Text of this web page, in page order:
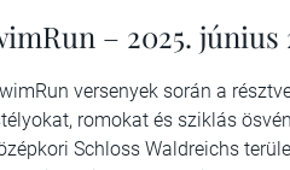
– 2025. június
versenyek során a
romokat és sziklás
Schloss Waldreichs